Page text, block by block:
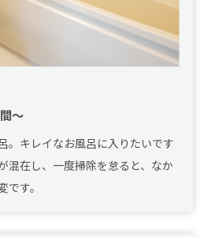
～
。キレイなお風呂に入りたいです
混在し、一度掃除を怠ると、なか
す。